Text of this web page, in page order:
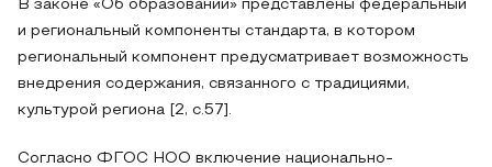
В законе «Об образовании» представлены федеральный
и региональный компоненты стандарта, в котором
региональный компонент предусматривает возможность
внедрения содержания, связанного с традициями,
культурой региона [2, с.57].
Согласно ФГОС НОО включение национально-